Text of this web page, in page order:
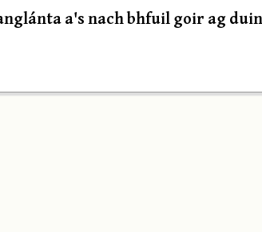
a's nach bhfuil goir ag